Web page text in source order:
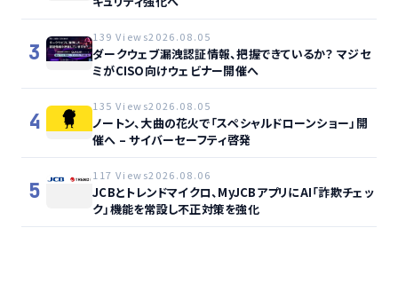
3
139 Views2026.08.05
ダークウェブ漏洩認証情報、把握できているか？ マジセ
ミがCISO向けウェビナー開催へ
4
135 Views2026.08.05
ノートン、大曲の花火で「スペシャルドローンショー」開
催へ – サイバーセーフティ啓発
5
117 Views2026.08.06
JCBとトレンドマイクロ、MyJCBアプリにAI「詐欺チェッ
ク」機能を常設し不正対策を強化